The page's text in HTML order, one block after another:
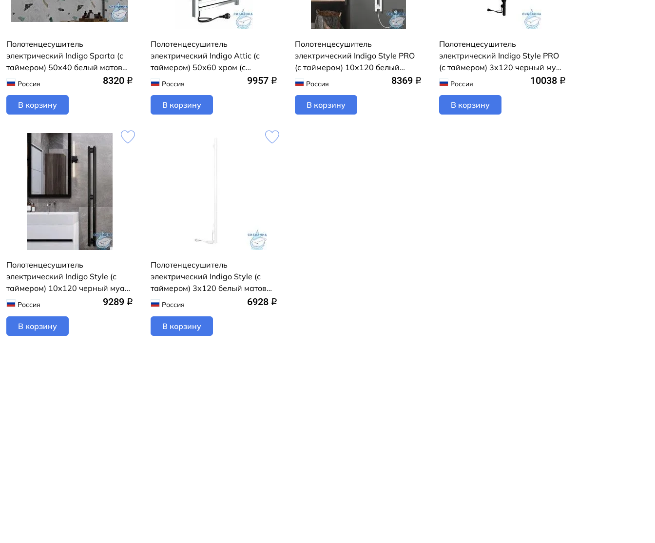
Полотенцесушитель
электрический Indigo Sparta (с
таймером) 50х40 белый матовый
(с возможностью скрытого
Россия 8320 q
В корзину
Полотенцесушитель
электрический Indigo Attic (с
таймером) 50х60 хром (с
возможностью скрытого
Россия 9957 q
В корзину
Полотенцесушитель
электрический Indigo Style PRO
(с таймером) 10х120 белый
матовый (с возможностью
подключение R/L)
Россия 8369 q
В корзину
Полотенцесушитель
электрический Indigo Style PRO
(с таймером) 3х120 черный муар
(с возможностью скрытого
Россия 10038 q
В корзину
Полотенцесушитель
электрический Indigo Style (с
таймером) 10х120 черный муар
(с возможностью скрытого
Россия 9289 q
В корзину
Полотенцесушитель
электрический Indigo Style (с
таймером) 3х120 белый матовый
(с возможностью скрытого
Россия 6928 q
В корзину